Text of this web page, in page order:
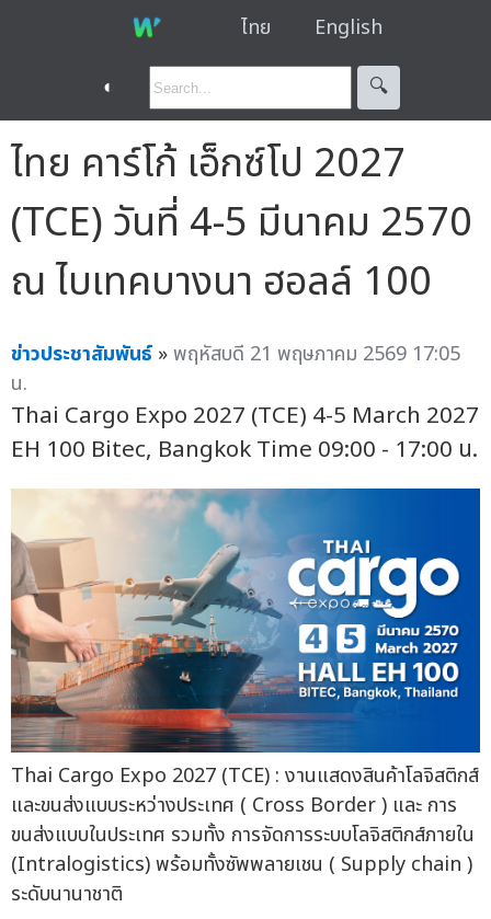
ไทย English
◐ 🔍︎
ไทย คาร์โก้ เอ็กซ์โป 2027
(TCE) วันที่ 4-5 มีนาคม 2570
ณ ไบเทคบางนา ฮอลล์ 100
ข่าวประชาสัมพันธ์ »พฤหัสบดี 21 พฤษภาคม 2569 17:05
น.
Thai Cargo Expo 2027 (TCE) 4-5 March 2027
EH 100 Bitec, Bangkok Time 09:00 - 17:00 น.
Thai Cargo Expo 2027 (TCE) : งานแสดงสินค้าโลจิสติกส์
และขนส่งแบบระหว่างประเทศ ( Cross Border ) และ การ
ขนส่งแบบในประเทศ รวมทั้ง การจัดการระบบโลจิสติกส์ภายใน
(Intralogistics) พร้อมทั้งซัพพลายเชน ( Supply chain )
ระดับนานาชาติ